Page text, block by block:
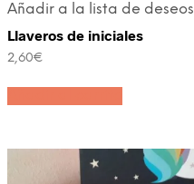
Añadir a la lista de deseos
Llaveros de iniciales
2,60€